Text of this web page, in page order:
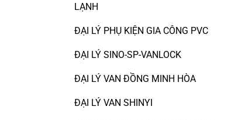
LẠNH
ĐẠI LÝ PHỤ KIỆN GIA CÔNG PVC
ĐẠI LÝ SINO-SP-VANLOCK
ĐẠI LÝ VAN ĐỒNG MINH HÒA
ĐẠI LÝ VAN SHINYI